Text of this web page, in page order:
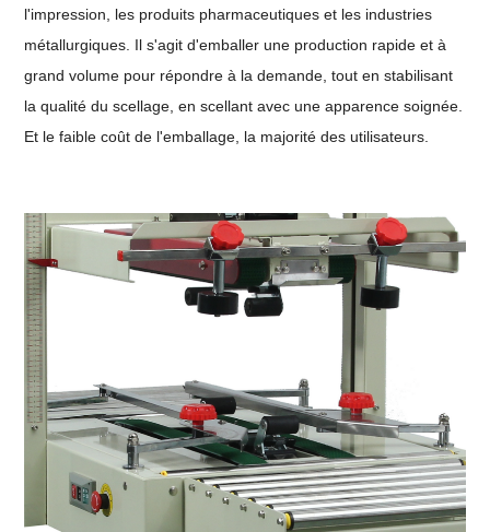
l'impression, les produits pharmaceutiques et les industries
métallurgiques. Il s'agit d'emballer une production rapide et à
grand volume pour répondre à la demande, tout en stabilisant
la qualité du scellage, en scellant avec une apparence soignée.
Et le faible coût de l'emballage, la majorité des utilisateurs.